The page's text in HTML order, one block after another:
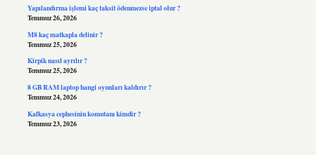
Yapılandırma işlemi kaç taksit ödenmezse iptal olur ?
Temmuz 26, 2026
M8 kaç matkapla delinir ?
Temmuz 25, 2026
Kirpik nasıl ayrılır ?
Temmuz 25, 2026
8 GB RAM laptop hangi oyunları kaldırır ?
Temmuz 24, 2026
Kafkasya cephesinin komutanı kimdir ?
Temmuz 23, 2026